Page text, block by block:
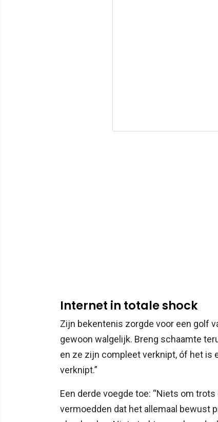
Internet in totale shock
Zijn bekentenis zorgde voor een golf
gewoon walgelijk. Breng schaamte
en ze zijn compleet verknipt, óf het is
verknipt.”
Een derde voegde toe: “Niets om
vermoedden dat het allemaal bewust